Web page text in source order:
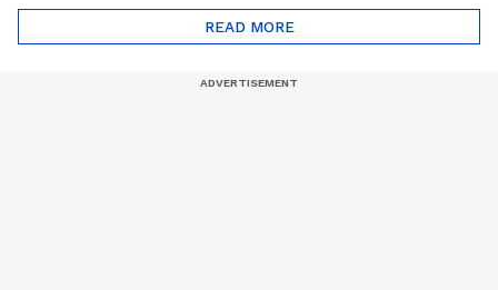
ഒറിയോണിന്റെ യാത്ര
ആരംഭിച്ചു
READ MORE